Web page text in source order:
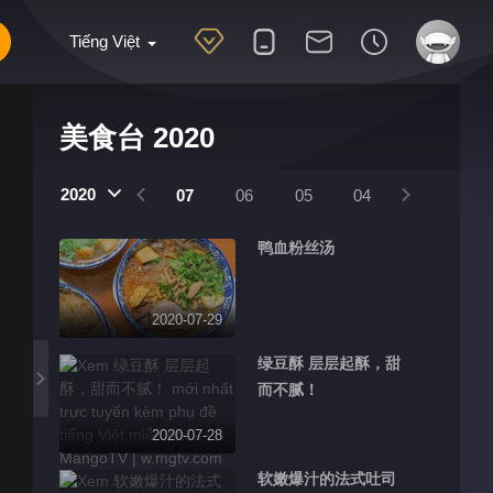
Tiếng Việt
美食台 2020
2020
09 08 07 06 05 04
2020-07-29
鸭血粉丝汤
2020-07-28
绿豆酥 层层起酥，甜
而不腻！
软嫩爆汁的法式吐司